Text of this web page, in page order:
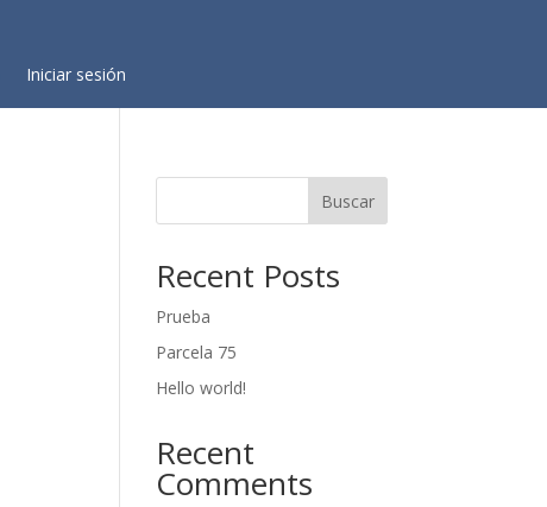
Iniciar sesión
Buscar
Recent Posts
Prueba
Parcela 75
Hello world!
Recent
Comments